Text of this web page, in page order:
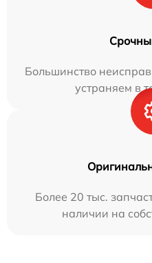
Большинство
устраняем в
Более 20 тыс.
наличии на